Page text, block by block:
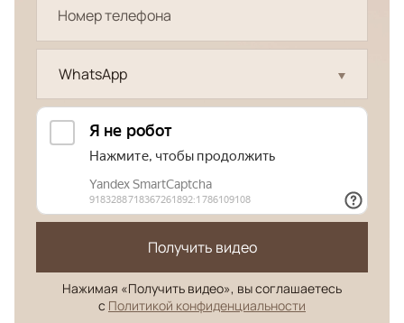
WhatsApp
Получить видео
Нажимая «Получить видео», вы соглашаетесь
с Политикой конфиденциальности